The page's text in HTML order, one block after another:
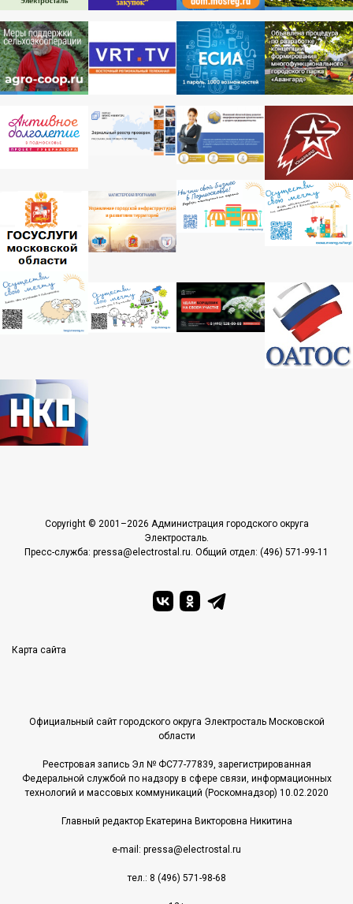
Copyright © 2001–2026 Администрация городского округа
Электросталь.
Пресс-служба: pressa@electrostal.ru. Общий отдел: (496) 571-99-11
Карта сайта
Официальный сайт городского округа Электросталь Московской
области
Реестровая запись Эл № ФС77-77839, зарегистрированная
Федеральной службой по надзору в сфере связи, информационных
технологий и массовых коммуникаций (Роскомнадзор) 10.02.2020
Главный редактор Екатерина Викторовна Никитина
e-mail: pressa@electrostal.ru
тел.: 8 (496) 571-98-68